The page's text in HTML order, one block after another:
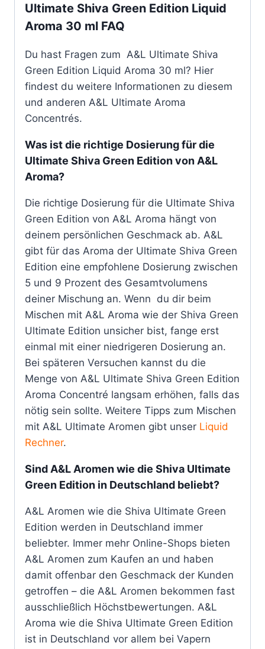
Ultimate Shiva Green Edition Liquid
Aroma 30 ml FAQ
Du hast Fragen zum A&L Ultimate Shiva
Green Edition Liquid Aroma 30 ml? Hier
findest du weitere Informationen zu diesem
und anderen A&L Ultimate Aroma
Concentrés.
Was ist die richtige Dosierung für die
Ultimate Shiva Green Edition von A&L
Aroma?
Die richtige Dosierung für die Ultimate Shiva
Green Edition von A&L Aroma hängt von
deinem persönlichen Geschmack ab. A&L
gibt für das Aroma der Ultimate Shiva Green
Edition eine empfohlene Dosierung zwischen
5 und 9 Prozent des Gesamtvolumens
deiner Mischung an. Wenn du dir beim
Mischen mit A&L Aroma wie der Shiva Green
Ultimate Edition unsicher bist, fange erst
einmal mit einer niedrigeren Dosierung an.
Bei späteren Versuchen kannst du die
Menge von A&L Ultimate Shiva Green Edition
Aroma Concentré langsam erhöhen, falls das
nötig sein sollte. Weitere Tipps zum Mischen
mit A&L Ultimate Aromen gibt unser Liquid
Rechner.
Sind A&L Aromen wie die Shiva Ultimate
Green Edition in Deutschland beliebt?
A&L Aromen wie die Shiva Ultimate Green
Edition werden in Deutschland immer
beliebter. Immer mehr Online-Shops bieten
A&L Aromen zum Kaufen an und haben
damit offenbar den Geschmack der Kunden
getroffen – die A&L Aromen bekommen fast
ausschließlich Höchstbewertungen. A&L
Aroma wie die Shiva Ultimate Green Edition
ist in Deutschland vor allem bei Vapern